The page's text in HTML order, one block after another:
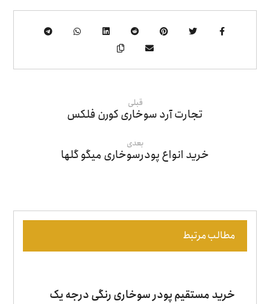
قبلی
تجارت آرد سوخاری کورن فلکس
بعدی
خرید انواع پودرسوخاری میگو گلها
مطالب مرتبط
خرید مستقیم پودر سوخاری رنگی درجه یک